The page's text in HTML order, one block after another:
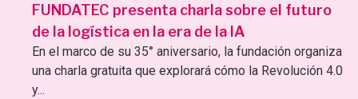
FUNDATEC presenta charla sobre el futuro
de la logística en la era de la IA
En el marco de su 35° aniversario, la fundación organiza
una charla gratuita que explorará cómo la Revolución 4.0
y...